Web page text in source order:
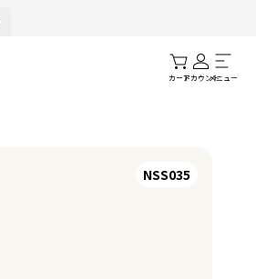
カートアカウントメニュー
NSS035